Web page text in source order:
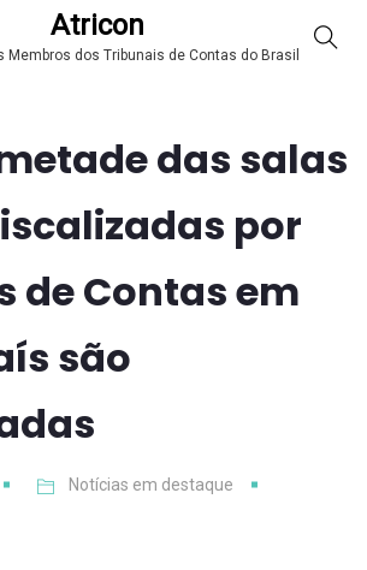
Atricon
dos Tribunais de Contas do Brasil
das salas
por
de Contas em
são
Notícias em destaque